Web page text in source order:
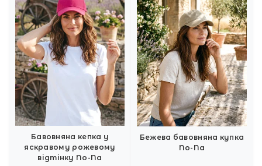
Бавовняна кепка у
яскравому рожевому
відтінку No-Na
Бежева бавовняна купка
No-Na